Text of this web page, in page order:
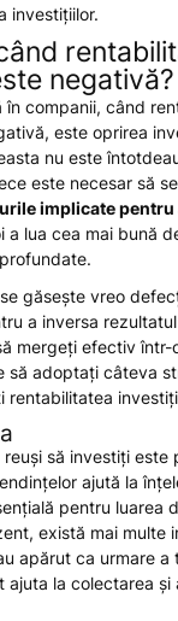
investițiilor.
negativă?
în companii, când
este oprirea
nu este
este necesar să se
implicate pentru
a lua cea mai bună
găsește vreo
a inversa
mergeți efectiv într-
să adoptați câteva
rentabilitatea
să investiți este
ajută la
pentru luarea
există mai multe
apărut ca urmare a
ajuta la colectarea și